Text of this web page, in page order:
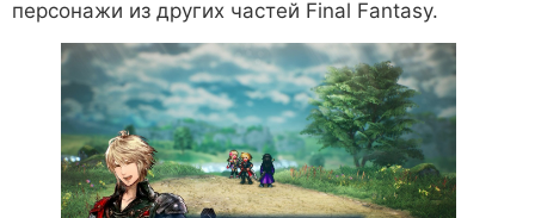
персонажи из других частей Final Fantasy.